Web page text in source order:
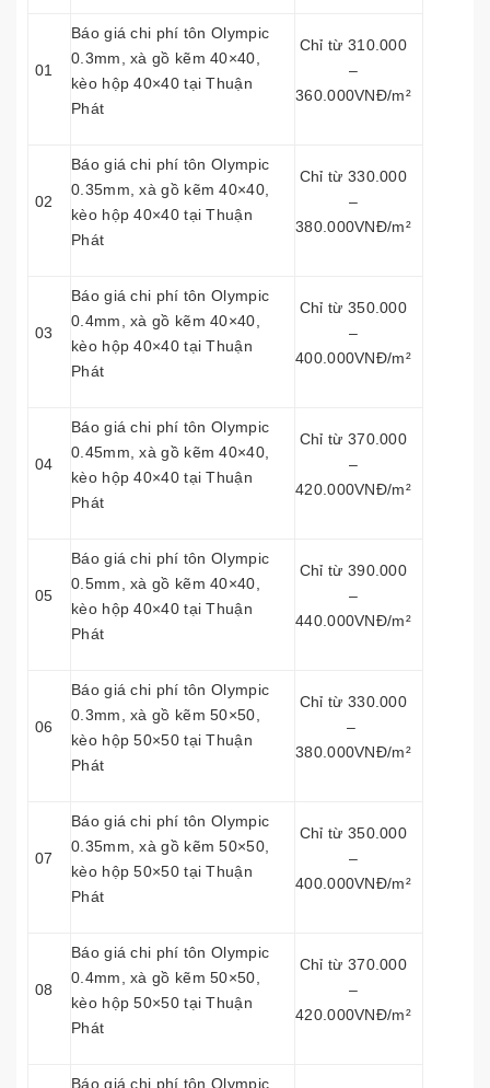
01
Báo giá chi phí tôn Olympic
0.3mm, xà gồ kẽm 40×40,
kèo hộp 40×40 tại Thuận
Phát
Chỉ từ 310.000
–
360.000VNĐ/m²
02
Báo giá chi phí tôn Olympic
0.35mm, xà gồ kẽm 40×40,
kèo hộp 40×40 tại Thuận
Phát
Chỉ từ 330.000
–
380.000VNĐ/m²
03
Báo giá chi phí tôn Olympic
0.4mm, xà gồ kẽm 40×40,
kèo hộp 40×40 tại Thuận
Phát
Chỉ từ 350.000
–
400.000VNĐ/m²
04
Báo giá chi phí tôn Olympic
0.45mm, xà gồ kẽm 40×40,
kèo hộp 40×40 tại Thuận
Phát
Chỉ từ 370.000
–
420.000VNĐ/m²
05
Báo giá chi phí tôn Olympic
0.5mm, xà gồ kẽm 40×40,
kèo hộp 40×40 tại Thuận
Phát
Chỉ từ 390.000
–
440.000VNĐ/m²
06
Báo giá chi phí tôn Olympic
0.3mm, xà gồ kẽm 50×50,
kèo hộp 50×50 tại Thuận
Phát
Chỉ từ 330.000
–
380.000VNĐ/m²
07
Báo giá chi phí tôn Olympic
0.35mm, xà gồ kẽm 50×50,
kèo hộp 50×50 tại Thuận
Phát
Chỉ từ 350.000
–
400.000VNĐ/m²
08
Báo giá chi phí tôn Olympic
0.4mm, xà gồ kẽm 50×50,
kèo hộp 50×50 tại Thuận
Phát
Chỉ từ 370.000
–
420.000VNĐ/m²
Báo giá chi phí tôn Olympic